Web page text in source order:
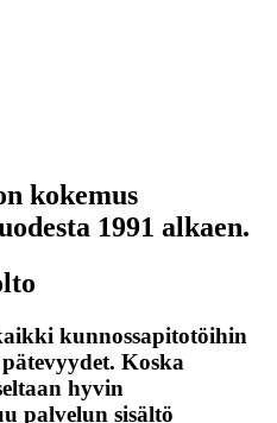
kokemus
1991 alkaen.
kunnossapitotöihin
Koska
hyvin
palvelun sisältö